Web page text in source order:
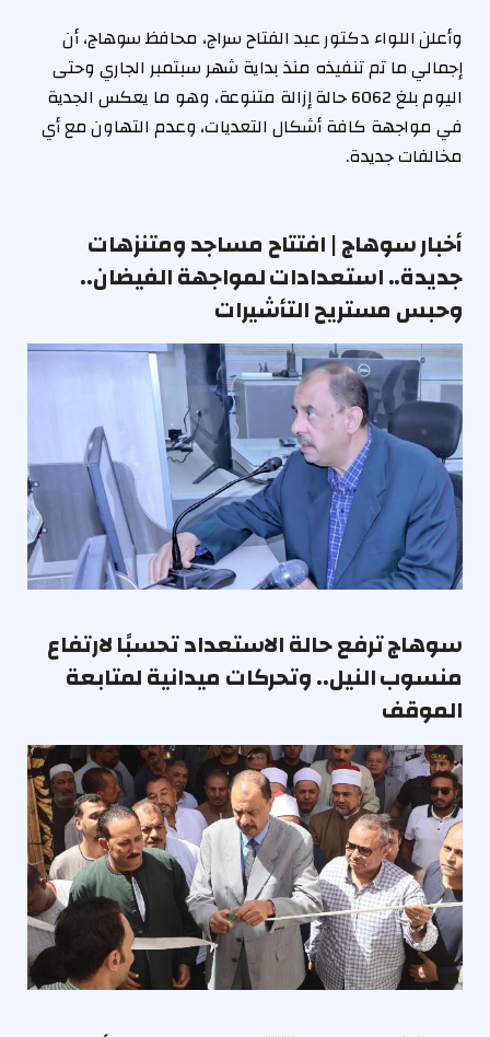
وأعلن اللواء دكتور عبد الفتاح سراج، محافظ سوهاج، أن
إجمالي ما تم تنفيذه منذ بداية شهر سبتمبر الجاري وحتى
اليوم بلغ 6062 حالة إزالة متنوعة، وهو ما يعكس الجدية
في مواجهة كافة أشكال التعديات، وعدم التهاون مع أي
مخالفات جديدة.
أخبار سوهاج | افتتاح مساجد ومتنزهات
جديدة.. استعدادات لمواجهة الفيضان..
وحبس مستريح التأشيرات
سوهاج ترفع حالة الاستعداد تحسبًا لارتفاع
منسوب النيل.. وتحركات ميدانية لمتابعة
الموقف